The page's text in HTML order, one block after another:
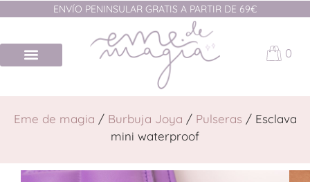
ENVÍO PENINSULAR GRATIS A PARTIR DE 69€
0
Eme de magia / Burbuja Joya / Pulseras / Esclava
mini waterproof